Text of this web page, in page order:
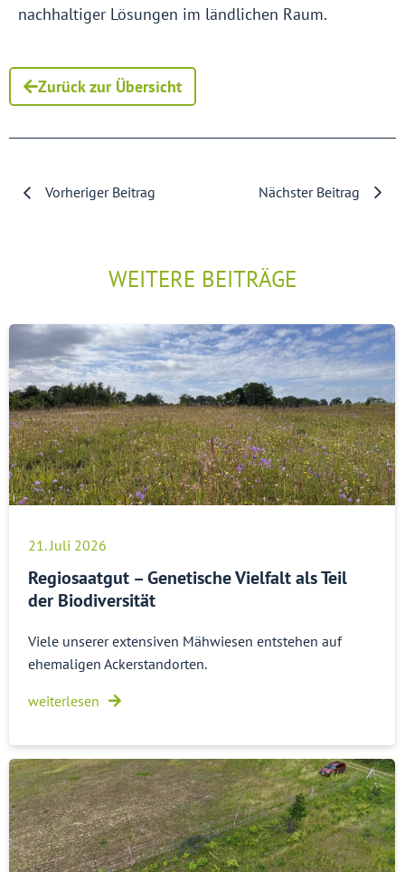
nachhaltiger Lösungen im ländlichen Raum.
Zurück zur Übersicht
Vorheriger Beitrag Nächster Beitrag
WEITERE BEITRÄGE
21. Juli 2026
Regiosaatgut – Genetische Vielfalt als Teil
der Biodiversität
Viele unserer extensiven Mähwiesen entstehen auf
ehemaligen Ackerstandorten.
weiterlesen